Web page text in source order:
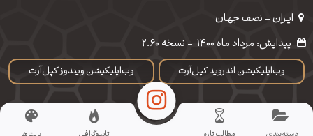
ایـران - نصف جهـان
وب‌اپلیکیشن اندروید کپل‌آرت وب‌اپلیکیشن ویندوز کپل‌آرت
پیدایش: مرداد ماه 1400 - نسخه 2.60